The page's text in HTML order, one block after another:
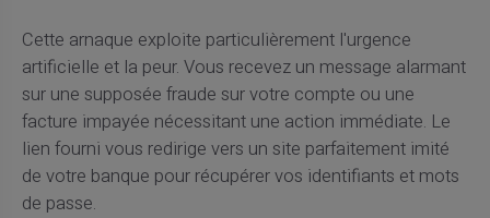
Cette arnaque exploite particulièrement l'urgence
artificielle et la peur. Vous recevez un message alarmant
sur une supposée fraude sur votre compte ou une
facture impayée nécessitant une action immédiate. Le
lien fourni vous redirige vers un site parfaitement imité
de votre banque pour récupérer vos identifiants et mots
de passe.